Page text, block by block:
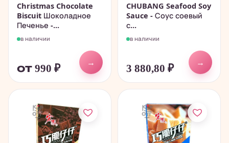
Christmas Chocolate
Biscuit Шоколадное
Печенье -...
в наличии
от 990 ₽
→
CHUBANG Seafood Soy
Sauce - Соус соевый
с...
в наличии
3 880,80 ₽
→